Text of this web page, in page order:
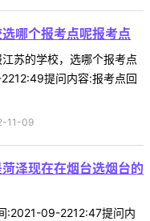
哪个报考点呢报考点
苏的学校，选哪个报考点
提问内容:报考点回
11-09
泽现在在烟台选烟台的
:2021-09-2212:47提问内